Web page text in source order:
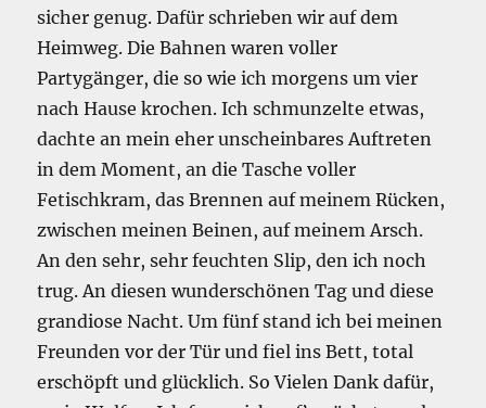
sicher genug. Dafür schrieben wir auf dem
Heimweg. Die Bahnen waren voller
Partygänger, die so wie ich morgens um vier
nach Hause krochen. Ich schmunzelte etwas,
dachte an mein eher unscheinbares Auftreten
in dem Moment, an die Tasche voller
Fetischkram, das Brennen auf meinem Rücken,
zwischen meinen Beinen, auf meinem Arsch.
An den sehr, sehr feuchten Slip, den ich noch
trug. An diesen wunderschönen Tag und diese
grandiose Nacht. Um fünf stand ich bei meinen
Freunden vor der Tür und fiel ins Bett, total
erschöpft und glücklich. So Vielen Dank dafür,